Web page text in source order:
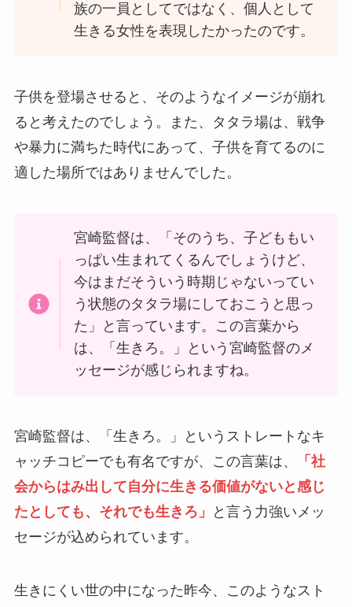
族の一員としてではなく、個人として
生きる女性を表現したかったのです。
子供を登場させると、そのようなイメージが崩れ
ると考えたのでしょう。また、タタラ場は、戦争
や暴力に満ちた時代にあって、子供を育てるのに
適した場所ではありませんでした。
宮崎監督は、「そのうち、子どももい
っぱい生まれてくるんでしょうけど、
今はまだそういう時期じゃないってい
う状態のタタラ場にしておこうと思っ
た」と言っています。この言葉から
は、「生きろ。」という宮崎監督のメ
ッセージが感じられますね。
宮崎監督は、「生きろ。」というストレートなキ
ャッチコピーでも有名ですが、この言葉は、
「社
会からはみ出して自分に生きる価値がないと感じ
たとしても、それでも生きろ」
と言う力強いメッ
セージが込められています。
生きにくい世の中になった昨今、このようなスト